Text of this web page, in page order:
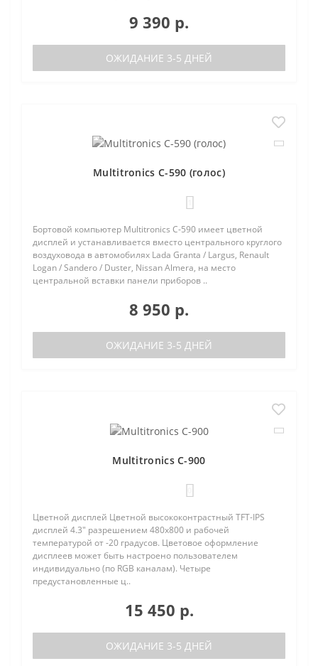
9 390 р.
ОЖИДАНИЕ 3-5 ДНЕЙ
Multitronics C-590 (голос)
Бортовой компьютер Multitronics C-590 имеет цветной
дисплей и устанавливается вместо центрального круглого
воздуховода в автомобилях Lada Granta / Largus, Renault
Logan / Sandero / Duster, Nissan Almera, на место
центральной вставки панели приборов ..
8 950 р.
ОЖИДАНИЕ 3-5 ДНЕЙ
Multitronics C-900
Цветной дисплей Цветной высококонтрастный TFT-IPS
дисплей 4.3" разрешением 480х800 и рабочей
температурой от -20 градусов. Цветовое оформление
дисплеев может быть настроено пользователем
индивидуально (по RGB каналам). Четыре
предустановленные ц..
15 450 р.
ОЖИДАНИЕ 3-5 ДНЕЙ